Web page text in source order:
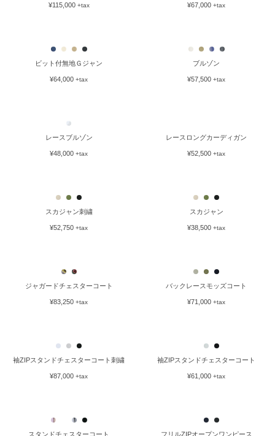
¥115,000+tax ¥67,000 +tax
ビット付無地Ｇジャン
¥64,000 +tax
ブルゾン
¥57,500 +tax
レースブルゾン
¥48,000 +tax
レースロングカーディガン
¥52,500 +tax
スカジャン刺繍
¥52,750 +tax
スカジャン
¥38,500 +tax
バックレースモッズコート
¥71,000 +tax